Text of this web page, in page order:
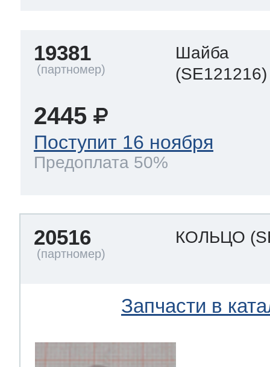
19381
Шайба
(SE121216)
2445
Поступит 16 ноября
Предоплата 50%
20516 КОЛЬЦО
Запчасти в